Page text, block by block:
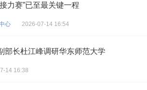
力赛”已至最关键一程
心 2026-07-14 16:54
部长杜江峰调研华东师范大学
14 16:38